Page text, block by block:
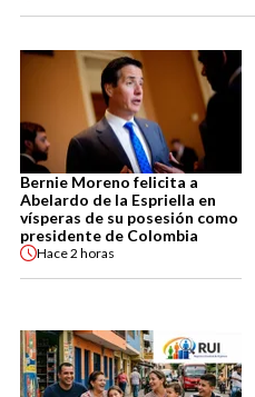
Bernie Moreno felicita a
Abelardo de la Espriella en
vísperas de su posesión como
presidente de Colombia
Hace2 horas